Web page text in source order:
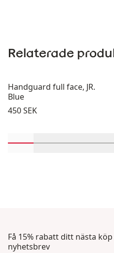
Relaterade
Handguard full face, JR.
Blue
Pris:
450 SEK
Få 15% rabatt ditt nästa
nyhetsbrev